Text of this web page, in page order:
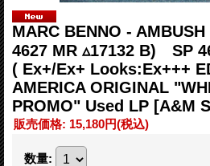
MARC BENNO -
4627 MR ▵17132 B) SP
( Ex+/Ex+ Looks:Ex+++
AMERICA ORIGINAL
PROMO" Used LP [A&M
販売価格: 15,180円(税込)
数量: